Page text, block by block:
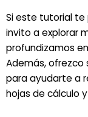
Si este tutorial te
invito a explorar
profundizamos
Además, ofrezco
para ayudarte a
hojas de cálculo